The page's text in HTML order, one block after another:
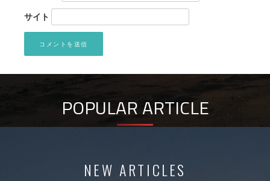
サイト
POPULAR ARTICLE
NEW ARTICLES